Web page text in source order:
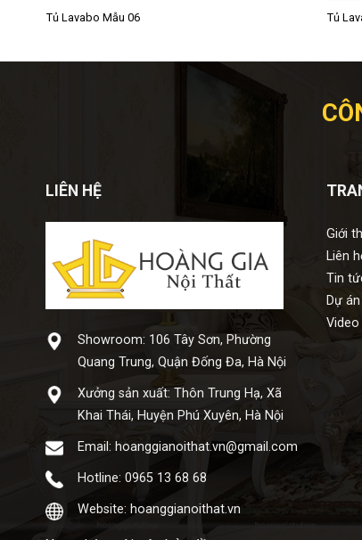
Tủ Lavabo Mẫu 06 Tủ
LIÊN HỆ
Showroom: 106 Tây Sơn, Phường
Quang Trung, Quận Đống Đa, Hà Nội
Xưở​ng sả​n xuấ​t: Thôn Trung Hạ, Xã
Khai Thái, Huyện Phú Xuyên, Hà Nội
Email: hoanggianoithat.vn@gmail.com
Hotline: 0965 13 68 68
Website: hoanggianoithat.vn
Giới
Liên
Tin
Dự án
Video